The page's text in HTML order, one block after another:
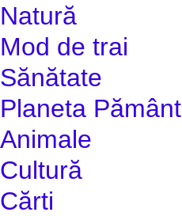
Natură
Mod de trai
Sănătate
Planeta Pământ
Animale
Cultură
Cărti